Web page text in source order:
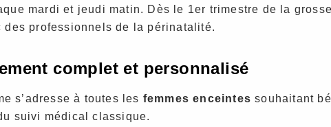
mardi et jeudi matin. Dès le 1er trimestre de la
des professionnels de la périnatalité.
complet et personnalisé
s’adresse à toutes les femmes enceintes souhaitant
suivi médical classique.